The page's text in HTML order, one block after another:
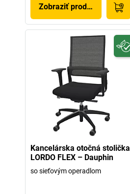
Zobraziť produkt
Kancelárska otočná stolička
LORDO FLEX – Dauphin
so sieťovým operadlom